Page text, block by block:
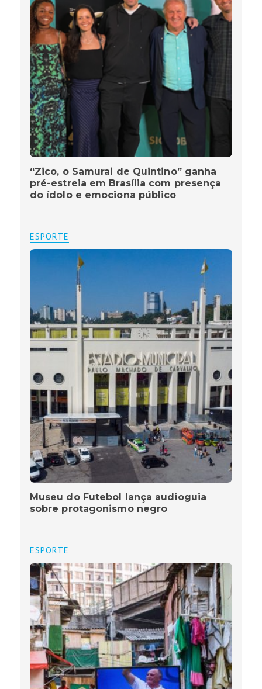
“Zico, o Samurai de Quintino” ganha
pré-estreia em Brasília com presença
do ídolo e emociona público
ESPORTE
Museu do Futebol lança audioguia
sobre protagonismo negro
ESPORTE